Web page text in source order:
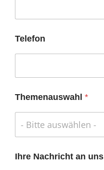
Telefon
Themenauswahl *
- Bitte auswählen -
Ihre Nachricht an uns